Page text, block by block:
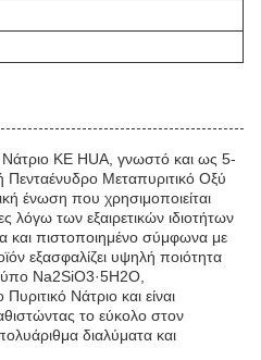
KE HUA, γνωστό και ως 5-
Πενταένυδρο Μεταπυριτικό Οξύ
ένωση που χρησιμοποιείται
λόγω των εξαιρετικών ιδιοτήτων
και πιστοποιημένο σύμφωνα με
εξασφαλίζει υψηλή ποιότητα
Na2SiO3·5H2O,
Νάτριο και είναι
το εύκολο στον
διαλύματα και